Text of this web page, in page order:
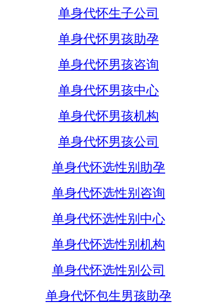
单身代怀生子公司
单身代怀男孩助孕
单身代怀男孩咨询
单身代怀男孩中心
单身代怀男孩机构
单身代怀男孩公司
单身代怀选性别助孕
单身代怀选性别咨询
单身代怀选性别中心
单身代怀选性别机构
单身代怀选性别公司
单身代怀包生男孩助孕